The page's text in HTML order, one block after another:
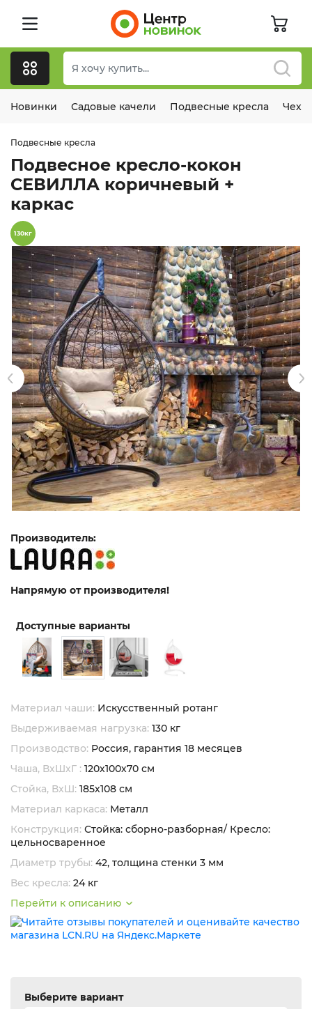
Новинки Садовые качели Подвесные кресла
Подвесные кресла
Подвесное кресло-кокон
СЕВИЛЛА коричневый +
каркас
130кг
Производитель:
Напрямую от производителя!
Доступные варианты
Материал чаши: Искусственный ротанг
Выдерживаемая нагрузка: 130 кг
Производство: Россия, гарантия 18 месяцев
Чаша, ВхШхГ : 120х100х70 см
Стойка, ВхШ: 185х108 см
Материал каркаса: Металл
Конструкция: Стойка: сборно-разборная/ Кресло:
цельносваренное
Диаметр трубы: 42, толщина стенки 3 мм
Вес кресла: 24 кг
Перейти к описанию
Выберите вариант